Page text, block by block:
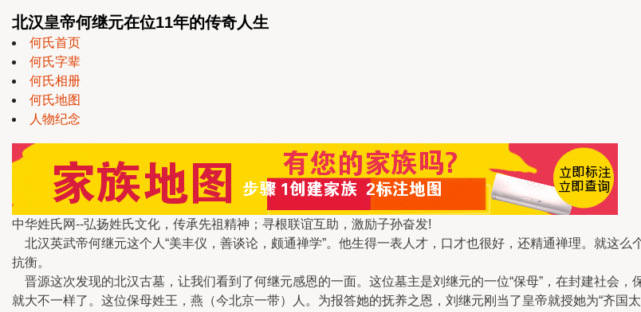
北汉皇帝何继元在位11年的传奇人生
何氏首页
何氏字辈
何氏相册
何氏地图
人物纪念
中华姓氏网--弘扬姓氏文化，传承先祖精神；寻根联谊互助，激励子孙奋发!
北汉英武帝何继元这个人“美丰仪，善谈论，颇通禅学”。他生得一表人才，口才也很好，还精通禅理。就这么
抗衡。
晋源这次发现的北汉古墓，让我们看到了何继元感恩的一面。这位墓主是刘继元的一位“保母”，在封建社会
就大不一样了。这位保母姓王，燕（今北京一带）人。为报答她的抚养之恩，刘继元刚当了皇帝就授她为“齐国